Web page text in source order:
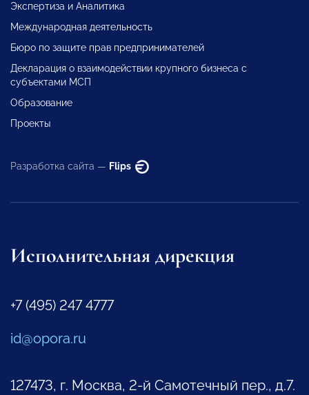
Экспертиза и Аналитика
Международная деятельность
Бюро по защите прав предпринимателей
Декларация о взаимодействии крупного бизнеса с
субъектами МСП
Образование
Проекты
Разработка сайта — Flips
Исполнительная дирекция
+7 (495) 247 4777
id@opora.ru
127473, г. Москва, 2-й Самотечный пер., д.7.